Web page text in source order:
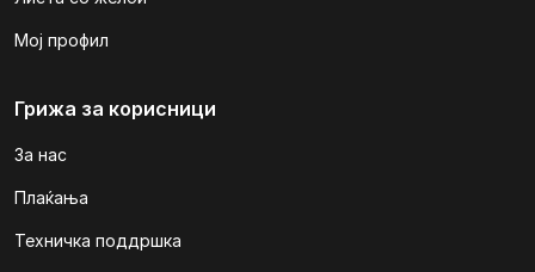
Мој профил
Грижа за корисници
За нас
Плаќања
Техничка поддршка